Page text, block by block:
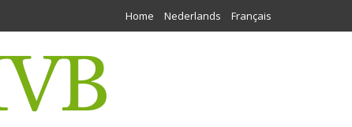
Home Nederlands Français